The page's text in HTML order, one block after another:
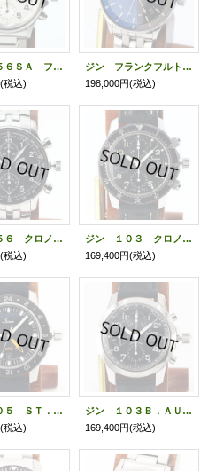
ジン ３５６ＳＡ フリーガーIII クロノグラフ 銀文字盤
(税込)
ジン フランクフルト ファイナンシャルウォッチ ６０６０ＧＭＴ 黒文字盤
198,000円(税込)
ジン ９５６ クロノグラフ 黒文字盤
(税込)
ジン １０３ クロノグラフ 初期型 黒文字盤
169,400円(税込)
ジン １０５ ＳＴ．ＳＡ．ＵＴＣ 黒文字盤
(税込)
ジン １０３Ｂ．ＡＵＴＯ．ＰＯＬ．ＴＹ 黒文字盤
169,400円(税込)